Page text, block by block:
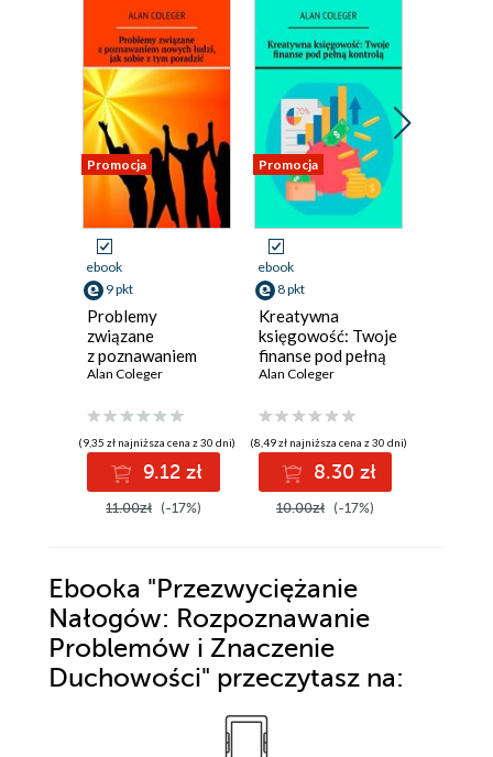
Promocja
ebook
9 pkt
Problemy
związane
z poznawaniem
nowych ludzi,
poradzić
Alan Coleger
(9,35 zł najniższa cena z 30 dni)
9.12 zł
11.00zł (-17%)
Promocja
ebook
8 pkt
Kreatywna
księgowość: Twoje
finanse pod pełną
kontrolą
Alan Coleger
(8,49 zł najniższa cena z 30 dni)
8.30 zł
10.00zł (-17%)
Ebooka "Przezwyciężanie
Nałogów: Rozpoznawanie
Problemów i Znaczenie
Duchowości" przeczytasz na: